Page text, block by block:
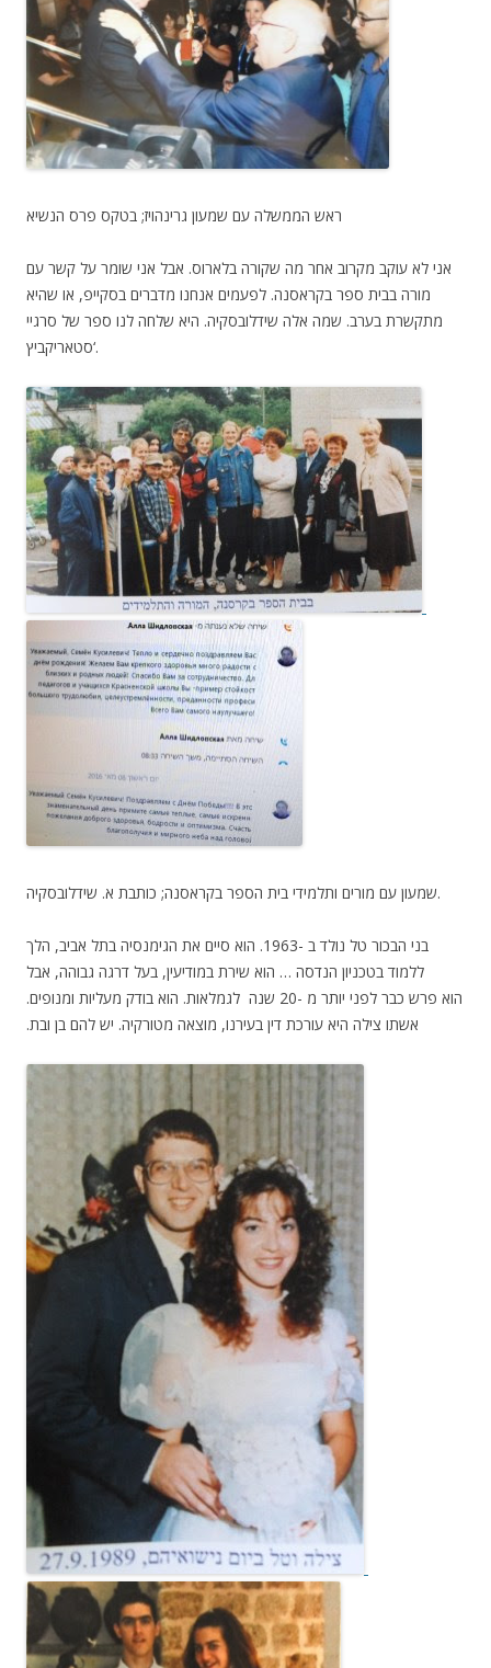
ראש הממשלה עם שמעון גרינהויז; בטקס פרס הנשיא
אני לא עוקב מקרוב אחר מה שקורה בלארוס. אבל אני שומר על קשר עם
מורה בבית ספר בקראסנה. לפעמים אנחנו מדברים בסקייפ, או שהיא
מתקשרת בערב. שמה אלה שידלובסקיה. היא שלחה לנו ספר של סרגיי
סטאריקביץ‘.
.שמעון עם מורים ותלמידי בית הספר בקראסנה; כותבת א. שידלובסקיה
בני הבכור טל נולד ב -1963. הוא סיים את הגימנסיה בתל אביב, הלך
ללמוד בטכניון הנדסה … הוא שירת במודיעין, בעל דרגה גבוהה, אבל
הוא פרש כבר לפני יותר מ -20 שנה לגמלאות. הוא בודק מעליות ומנופים.
אשתו צילה היא עורכת דין בעירנו, מוצאה מטורקיה. יש להם בן ובת.